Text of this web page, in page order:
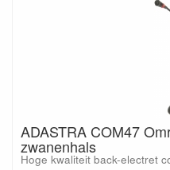
ADASTRA COM47
zwanenhals
Hoge kwaliteit back-electret